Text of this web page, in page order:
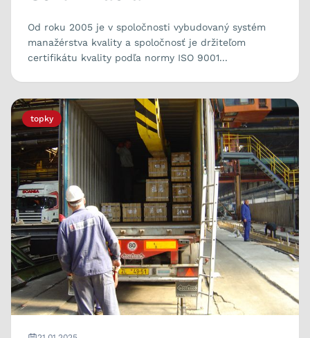
Od roku 2005 je v spoločnosti vybudovaný systém
manažérstva kvality a spoločnosť je držiteľom
certifikátu kvality podľa normy ISO 9001...
topky